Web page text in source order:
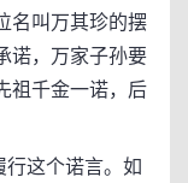
名叫万其珍的摆
诺，万家子孙要
祖千金一诺，后
这个诺言。如